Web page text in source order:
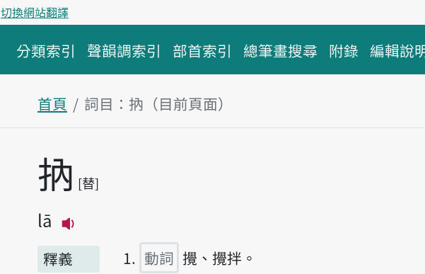
切換網站翻譯
分類索引 聲韻調索引 部首索引 總筆畫搜尋 附錄 編輯說
首頁 詞目：抐（目前頁面）
主內容區塊
抐 替
lā
釋義
動詞 攪、攪拌。